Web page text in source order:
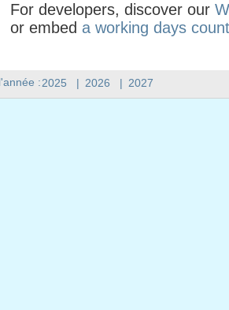
:2025 | 2026 | 2027
For developers, discover our
or embed a working days